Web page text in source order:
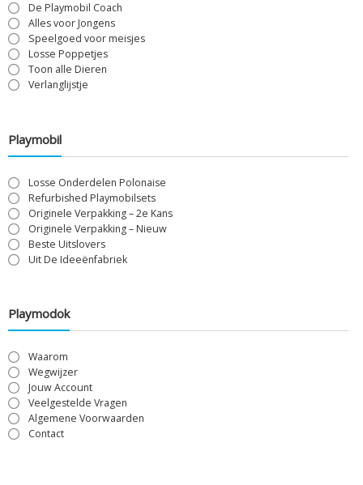
De Playmobil Coach
Alles voor Jongens
Speelgoed voor meisjes
Losse Poppetjes
Toon alle Dieren
Verlanglijstje
Playmobil
Losse Onderdelen Polonaise
Refurbished Playmobilsets
Originele Verpakking – 2e Kans
Originele Verpakking – Nieuw
Beste Uitslovers
Uit De Ideeënfabriek
Playmodok
Waarom
Wegwijzer
Jouw Account
Veelgestelde Vragen
Algemene Voorwaarden
Contact